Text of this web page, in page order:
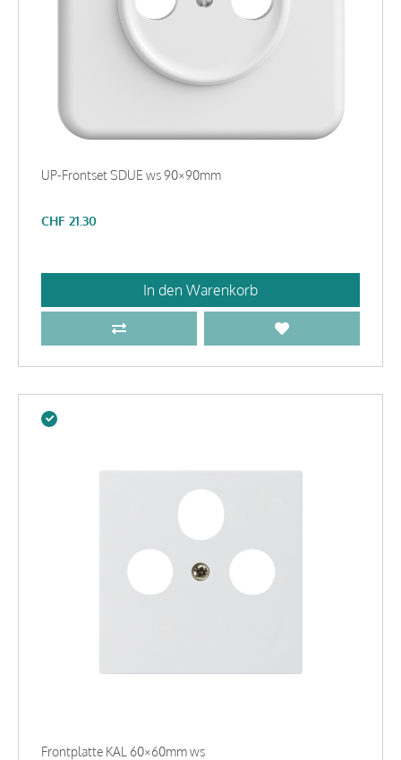
UP-Frontset SDUE ws 90×90mm
CHF 21.30
In den Warenkorb
Frontplatte KAL 60×60mm ws